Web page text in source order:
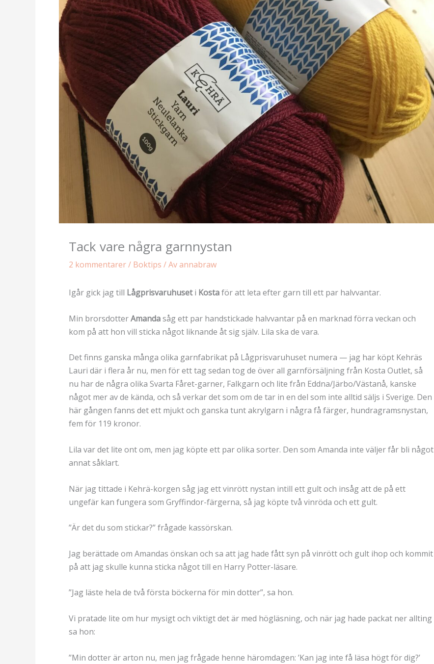
Tack vare några garnnystan
2 kommentarer/ Boktips / Avannabraw
Igår gick jag till Lågprisvaruhuseti Kostaför att leta efter garn till ett par halvvantar.
Min brorsdotterAmandasåg ett par handstickade halvvantar på en marknad förra veckan och
kom på att hon vill sticka något liknande åt sig själv. Lila ska de vara.
Det finns ganska många olika garnfabrikat på Lågprisvaruhuset numera — jag har köpt Kehräs
Lauri där i flera år nu, men för ett tag sedan tog de över all garnförsäljning från Kosta Outlet, så
nu har de några olika Svarta Fåret-garner, Falkgarn och lite från Eddna/Järbo/Västanå, kanske
något mer av de kända, och så verkar det som om de tar in en del som inte alltid säljs i Sverige. Den
här gången fanns det ett mjukt och ganska tunt akrylgarn i några få färger, hundragramsnystan,
fem för 119 kronor.
Lila var det lite ont om, men jag köpte ett par olika sorter. Den som Amanda inte väljer får bli något
annat såklart.
När jag tittade i Kehrä-korgen såg jag ett vinrött nystan intill ett gult och insåg att de på ett
ungefär kan fungera som Gryffindor-färgerna, så jag köpte två vinröda och ett gult.
”Är det du som stickar?” frågade kassörskan.
Jag berättade om Amandas önskan och sa att jag hade fått syn på vinrött och gult ihop och kommit
på att jag skulle kunna sticka något till en Harry Potter-läsare.
”Jag läste hela de två första böckerna för min dotter”, sa hon.
Vi pratade lite om hur mysigt och viktigt det är med högläsning, och när jag hade packat ner allting
sa hon:
”Min dotter är arton nu, men jag frågade henne häromdagen: ’Kan jag inte få läsa högt för dig?’